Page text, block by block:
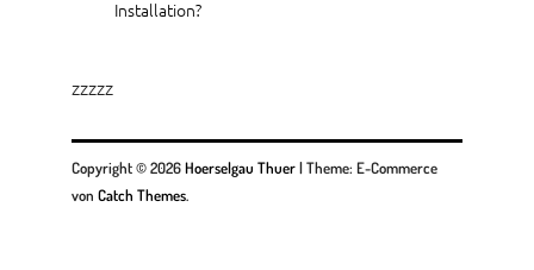
Installation?
zzzzz
Copyright © 2026Hoerselgau Thuer|Theme: E-Commerce
von Catch Themes.